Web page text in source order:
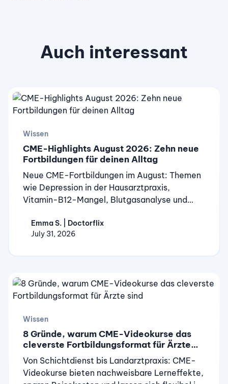
Auch interessant
Wissen
CME-Highlights August 2026: Zehn neue
Fortbildungen für deinen Alltag
Neue CME-Fortbildungen im August: Themen
wie Depression in der Hausarztpraxis,
Vitamin-B12-Mangel, Blutgasanalyse und
auf Doctorflix.
Emma S. | Doctorflix
July 31, 2026
Wissen
8 Gründe, warum CME-Videokurse das
cleverste Fortbildungsformat für Ärzte
sind
Von Schichtdienst bis Landarztpraxis: CME-
Videokurse bieten nachweisbare Lerneffekte,